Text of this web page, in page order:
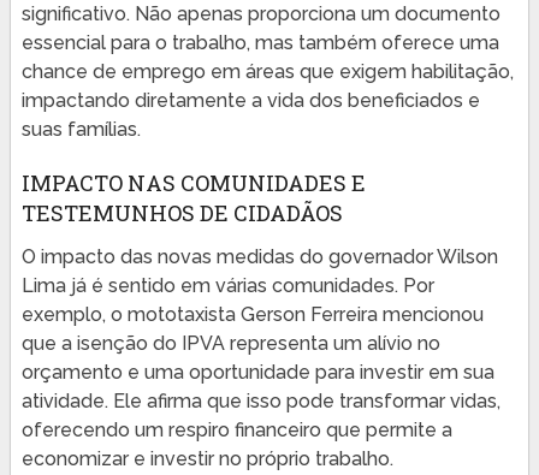
significativo. Não apenas proporciona um documento
essencial para o trabalho, mas também oferece uma
chance de emprego em áreas que exigem habilitação,
impactando diretamente a vida dos beneficiados e
suas famílias.
IMPACTO NAS COMUNIDADES E
TESTEMUNHOS DE CIDADÃOS
O impacto das novas medidas do governador Wilson
Lima já é sentido em várias comunidades. Por
exemplo, o mototaxista Gerson Ferreira mencionou
que a isenção do IPVA representa um alívio no
orçamento e uma oportunidade para investir em sua
atividade. Ele afirma que isso pode transformar vidas,
oferecendo um respiro financeiro que permite a
economizar e investir no próprio trabalho.